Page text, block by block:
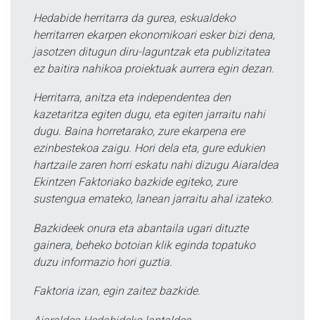
Hedabide herritarra da gurea, eskualdeko
herritarren ekarpen ekonomikoari esker bizi dena,
jasotzen ditugun diru-laguntzak eta publizitatea
ez baitira nahikoa proiektuak aurrera egin dezan.
Herritarra, anitza eta independentea den
kazetaritza egiten dugu, eta egiten jarraitu nahi
dugu. Baina horretarako, zure ekarpena ere
ezinbestekoa zaigu. Hori dela eta, gure edukien
hartzaile zaren horri eskatu nahi dizugu Aiaraldea
Ekintzen Faktoriako bazkide egiteko, zure
sustengua emateko, lanean jarraitu ahal izateko.
Bazkideek onura eta abantaila ugari dituzte
gainera, beheko botoian klik eginda topatuko
duzu informazio hori guztia.
Faktoria izan, egin zaitez bazkide.